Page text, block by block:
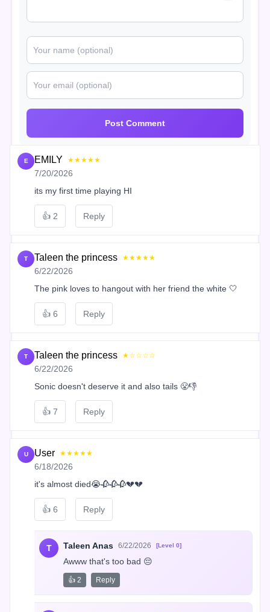
Post Comment
E EMILY ★★★★★
7/20/2026
its my first time playing HI
👍 2 Reply
T Taleen the princess ★★★★★
6/22/2026
The pink loves to hangout with her friend the white 🤍
👍 6 Reply
T Taleen the princess ★☆☆☆☆
6/22/2026
Sonic doesn't deserve it and also tails 😤👎
👍 7 Reply
U User ★★★★★
6/18/2026
it's almost died😭🥀🥀🥀💔💔
👍 6 Reply
T Taleen Anas 6/22/2026 [Level 0]
Awww that's too bad 😔
👍 2 Reply